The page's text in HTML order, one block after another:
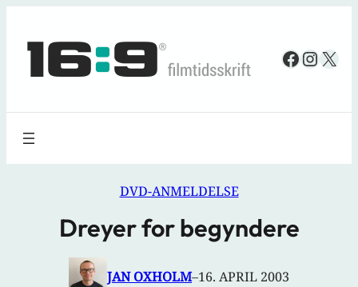
indhold
X
DVD-ANMELDELSE
Dreyer for begyndere
JAN OXHOLM–16. APRIL 2003